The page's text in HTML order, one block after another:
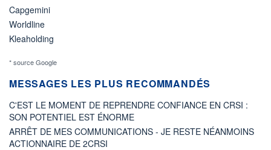
Capgemini
Worldline
Kleaholding
* source Google
MESSAGES LES PLUS RECOMMANDÉS
C'EST LE MOMENT DE REPRENDRE CONFIANCE EN CRSI :
SON POTENTIEL EST ÉNORME
ARRÊT DE MES COMMUNICATIONS - JE RESTE NÉANMOINS
ACTIONNAIRE DE 2CRSI